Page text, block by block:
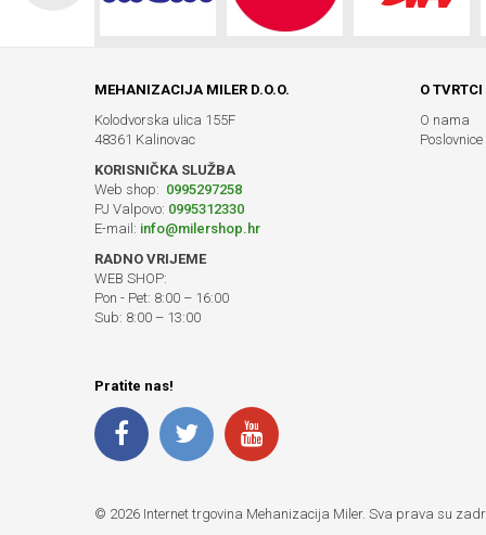
MEHANIZACIJA MILER D.O.O.
Kolodvorska ulica 155F
48361 Kalinovac
KORISNIČKA SLUŽBA
Web shop: 0995297258
PJ Valpovo: 0995312330
E-mail: info@milershop.hr
RADNO VRIJEME
WEB SHOP:
Pon - Pet: 8:00 – 16:00
Sub: 8:00 – 13:00
O TVRTCI
O nama
Poslovnice
Pratite nas!
© 2026 Internet trgovina Mehanizacija Miler. Sva prava su